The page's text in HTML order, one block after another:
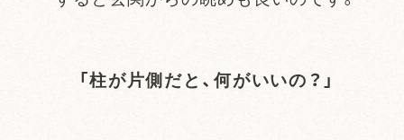
「柱が片側だと、何がいいの？」